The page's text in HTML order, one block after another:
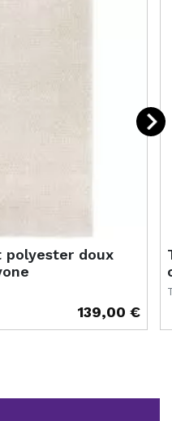
polyester doux
139,00 €